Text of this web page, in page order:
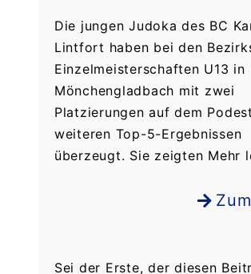
Die jungen Judoka des BC
Lintfort haben bei den
Einzelmeisterschaften U13 in
Mönchengladbach mit zwei
Platzierungen auf dem
weiteren Top-5-Ergebnissen
überzeugt. Sie zeigten Mehr
Sei der Erste, der diesen